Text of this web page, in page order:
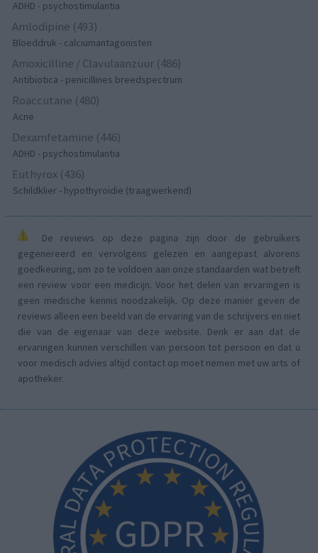
ADHD - psychostimulantia
Amlodipine (493)
Bloeddruk - calciumantagonisten
Amoxicilline / Clavulaanzuur (486)
Antibiotica - penicillines breedspectrum
Roaccutane (480)
Acne
Dexamfetamine (446)
ADHD - psychostimulantia
Euthyrox (436)
Schildklier - hypothyroidie (traagwerkend)
De reviews op deze pagina zijn door de gebruikers
gegenereerd en vervolgens gelezen en aangepast alvorens
goedkeuring, om zo te voldoen aan onze standaarden wat betreft
een review voor een medicijn. Voor het delen van ervaringen is
geen medische kennis noodzakelijk. Op deze manier geven de
reviews alleen een beeld van de ervaring van de schrijvers en niet
die van de eigenaar van deze website. Denk er aan dat de
ervaringen kunnen verschillen van persoon tot persoon en dat u
voor medisch advies altijd contact op moet nemen met uw arts of
apotheker.